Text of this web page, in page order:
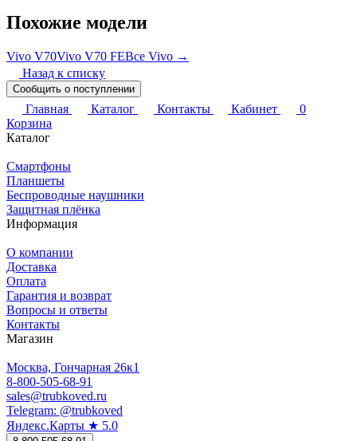
Похожие модели
Vivo V70Vivo V70 FEВсе Vivo →
Назад к списку
Сообщить о поступлении
Главная Каталог Контакты Кабинет
0
Корзина
Каталог
Смартфоны
Планшеты
Беспроводные наушники
Защитная плёнка
Информация
О компании
Доставка
Оплата
Гарантия и возврат
Вопросы и ответы
Контакты
Магазин
Москва, Гончарная 26к1
8-800-505-68-91
sales@trubkoved.ru
Telegram: @trubkoved
Яндекс.Карты ★ 5.0